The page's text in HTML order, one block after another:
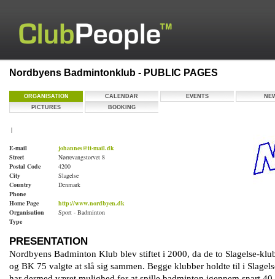
Nordbyens Badmintonklub - PUBLIC PAGES
ORGANISATION CALENDAR EVENTS
PICTURES
BOOKING
|
E-mail
johannes@it-mail.dk
Street
Nørrevangstorvet 8
Postal Code
4200
City
Slagelse
Country
Denmark
Phone
Home Page
http://www.nordbyen.dk
Organisation
Type
Sport - Badminton
PRESENTATION
Nordbyens Badminton Klub blev stiftet i 2000, da de to Slagelse-
og BK 75 valgte at slå sig sammen. Begge klubber holdte til i